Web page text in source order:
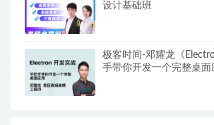
设计基础班
极客时间-邓耀龙《
手带你开发一个完整桌面